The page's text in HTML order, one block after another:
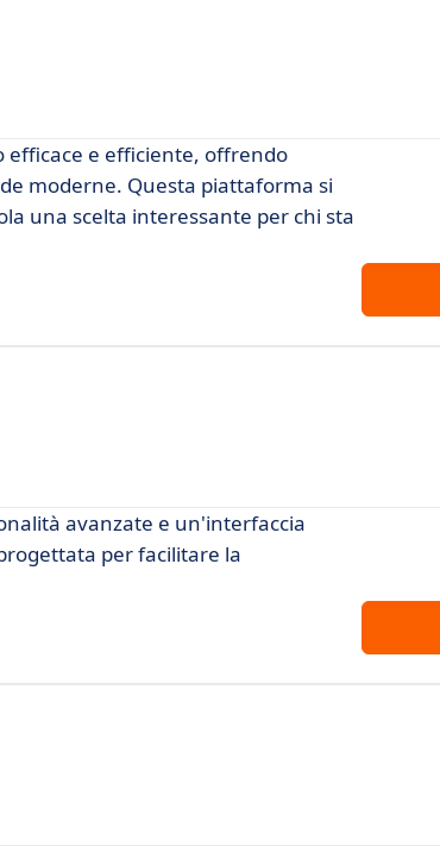
efficace e efficiente, offrendo
moderne. Questa piattaforma si
una scelta interessante per chi sta
avanzate e un'interfaccia
per facilitare la